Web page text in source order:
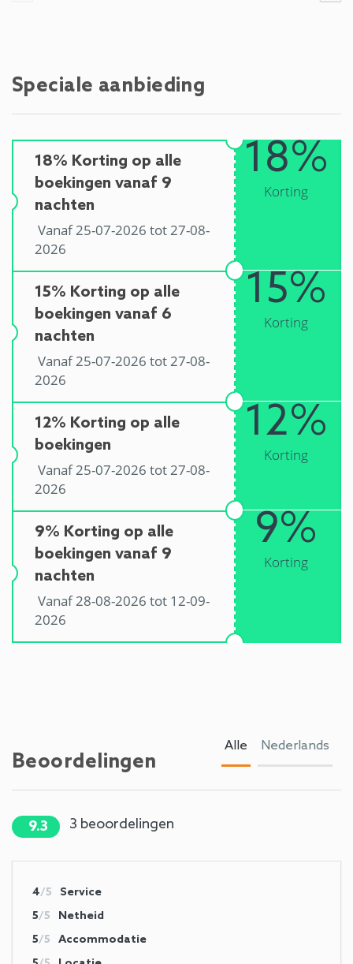
Speciale aanbieding
18% Korting op alle
boekingen vanaf 9
nachten
Vanaf 25-07-2026 tot 27-08-
2026
18%
Korting
15% Korting op alle
boekingen vanaf 6
nachten
Vanaf 25-07-2026 tot 27-08-
2026
15%
Korting
12% Korting op alle
boekingen
Vanaf 25-07-2026 tot 27-08-
2026
12%
Korting
9% Korting op alle
boekingen vanaf 9
nachten
Vanaf 28-08-2026 tot 12-09-
2026
9%
Korting
Beoordelingen
9.3 3 beoordelingen
Alle Nederlands
4/5
Service
5/5
Netheid
5/5
Accommodatie